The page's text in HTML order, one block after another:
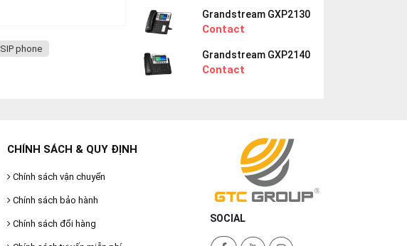
SIP phone
Grandstream GXP2130
Contact
Grandstream GXP2140
Contact
CHÍNH SÁCH & QUY ĐỊNH
Chính sách vận chuyển
Chính sách bảo hành
Chính sách đổi hàng SOCIAL